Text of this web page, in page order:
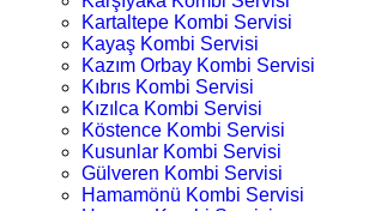
Kartaltepe Kombi Servisi
Kayaş Kombi Servisi
Kazım Orbay Kombi Servisi
Kıbrıs Kombi Servisi
Kızılca Kombi Servisi
Köstence Kombi Servisi
Kusunlar Kombi Servisi
Gülveren Kombi Servisi
Hamamönü Kombi Servisi